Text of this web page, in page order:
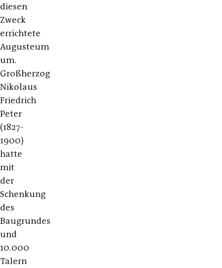
diesen
Zweck
errichtete
Augusteum
um.
Großherzog
Nikolaus
Friedrich
Peter
(1827-
1900)
hatte
mit
der
Schenkung
des
Baugrundes
und
10.000
Talern